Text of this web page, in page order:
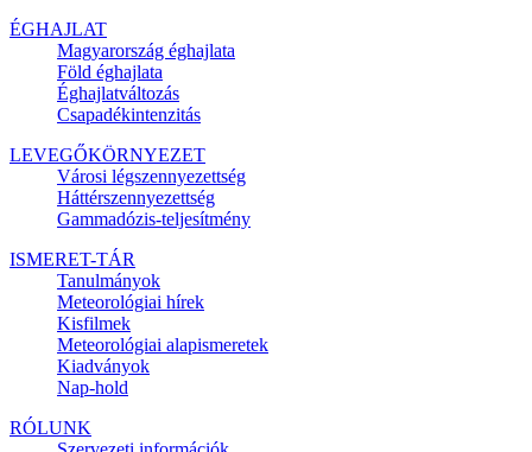
ÉGHAJLAT
Magyarország éghajlata
Föld éghajlata
Éghajlatváltozás
Csapadékintenzitás
LEVEGŐKÖRNYEZET
Városi légszennyezettség
Háttérszennyezettség
Gammadózis-teljesítmény
ISMERET-TÁR
Tanulmányok
Meteorológiai hírek
Kisfilmek
Meteorológiai alapismeretek
Kiadványok
Nap-hold
RÓLUNK